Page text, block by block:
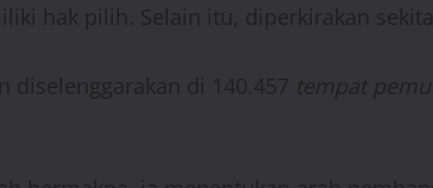
hak pilih. Selain itu, diperkirakan
diselenggarakan di 140.457 tempat